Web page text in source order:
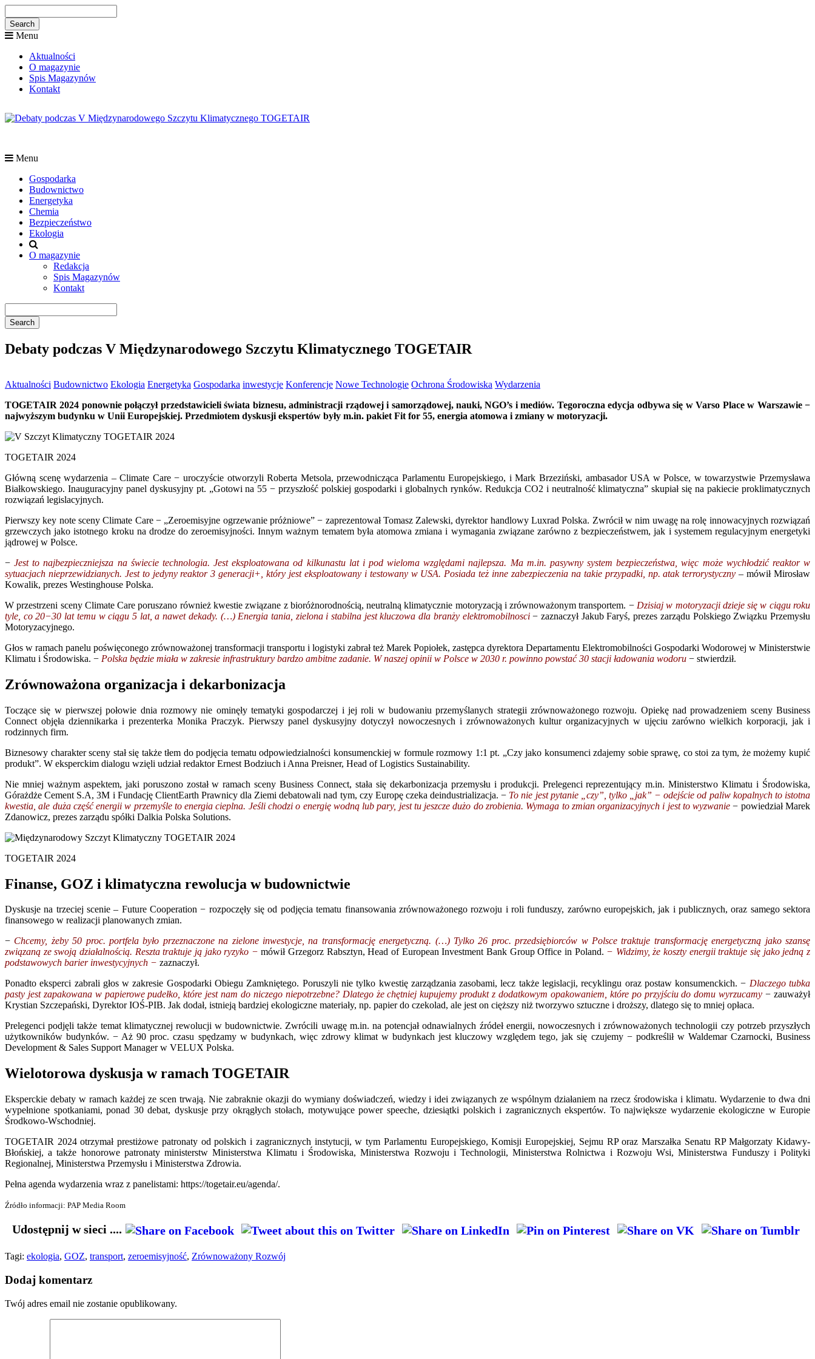
Menu
Aktualności
O magazynie
Spis Magazynów
Kontakt
Menu
Gospodarka
Budownictwo
Energetyka
Chemia
Bezpieczeństwo
Ekologia
O magazynie
Redakcja
Spis Magazynów
Kontakt
Debaty podczas V Międzynarodowego Szczytu Klimatycznego TOGETAIR
Aktualności Budownictwo Ekologia Energetyka Gospodarka inwestycje Konferencje Nowe Technologie Ochrona Środowiska Wydarzenia
TOGETAIR 2024 ponownie połączył przedstawicieli świata biznesu, administracji rządowej i samorządowej, nauki, NGO’s i mediów. Tegoroczna edycja odbywa się w Varso Place w Warszawie −
najwyższym budynku w Unii Europejskiej. Przedmiotem dyskusji ekspertów były m.in. pakiet Fit for 55, energia atomowa i zmiany w motoryzacji.
TOGETAIR 2024
Główną scenę wydarzenia – Climate Care − uroczyście otworzyli Roberta Metsola, przewodnicząca Parlamentu Europejskiego, i Mark Brzeziński, ambasador USA w Polsce, w towarzystwie Przemysława
Białkowskiego. Inauguracyjny panel dyskusyjny pt. „Gotowi na 55 − przyszłość polskiej gospodarki i globalnych rynków. Redukcja CO2 i neutralność klimatyczna” skupiał się na pakiecie proklimatycznych
rozwiązań legislacyjnych.
Pierwszy key note sceny Climate Care − „Zeroemisyjne ogrzewanie próżniowe” − zaprezentował Tomasz Zalewski, dyrektor handlowy Luxrad Polska. Zwrócił w nim uwagę na rolę innowacyjnych rozwiązań
grzewczych jako istotnego kroku na drodze do zeroemisyjności. Innym ważnym tematem była atomowa zmiana i wymagania związane zarówno z bezpieczeństwem, jak i systemem regulacyjnym energetyki
jądrowej w Polsce.
−Jest to najbezpieczniejsza na świecie technologia. Jest eksploatowana od kilkunastu lat i pod wieloma względami najlepsza. Ma m.in. pasywny system bezpieczeństwa, więc może wychłodzić reaktor w
sytuacjach nieprzewidzianych. Jest to jedyny reaktor 3 generacji+, który jest eksploatowany i testowany w USA. Posiada też inne zabezpieczenia na takie przypadki, np. atak terrorystyczny – mówił Mirosław
Kowalik, prezes Westinghouse Polska.
W przestrzeni sceny Climate Care poruszano również kwestie związane z bioróżnorodnością, neutralną klimatycznie motoryzacją i zrównoważonym transportem. − Dzisiaj w motoryzacji dzieje się w ciągu roku
tyle, co 20−30 lat temu w ciągu 5 lat, a nawet dekady. (…) Energia tania, zielona i stabilna jest kluczowa dla branży elektromobilnosci− zaznaczył Jakub Faryś, prezes zarządu Polskiego Związku Przemysłu
Motoryzacyjnego.
Głos w ramach panelu poświęconego zrównoważonej transformacji transportu i logistyki zabrał też Marek Popiołek, zastępca dyrektora Departamentu Elektromobilności Gospodarki Wodorowej w Ministerstwie
Klimatu i Środowiska. − Polska będzie miała w zakresie infrastruktury bardzo ambitne zadanie. W naszej opinii w Polsce w 2030 r. powinno powstać 30 stacji ładowania wodoru − stwierdził.
Zrównoważona organizacja i dekarbonizacja
Toczące się w pierwszej połowie dnia rozmowy nie ominęły tematyki gospodarczej i jej roli w budowaniu przemyślanych strategii zrównoważonego rozwoju. Opiekę nad prowadzeniem sceny Business
Connect objęła dziennikarka i prezenterka Monika Praczyk. Pierwszy panel dyskusyjny dotyczył nowoczesnych i zrównoważonych kultur organizacyjnych w ujęciu zarówno wielkich korporacji, jak i
rodzinnych firm.
Biznesowy charakter sceny stał się także tłem do podjęcia tematu odpowiedzialności konsumenckiej w formule rozmowy 1:1 pt. „Czy jako konsumenci zdajemy sobie sprawę, co stoi za tym, że możemy kupić
produkt”. W eksperckim dialogu wzięli udział redaktor Ernest Bodziuch i Anna Preisner, Head of Logistics Sustainability.
Nie mniej ważnym aspektem, jaki poruszono został w ramach sceny Business Connect, stała się dekarbonizacja przemysłu i produkcji. Prelegenci reprezentujący m.in. Ministerstwo Klimatu i Środowiska,
Górażdże Cement S.A, 3M i Fundację ClientEarth Prawnicy dla Ziemi debatowali nad tym, czy Europę czeka deindustrializacja. − To nie jest pytanie „czy”, tylko „jak” − odejście od paliw kopalnych to istotna
kwestia, ale duża część energii w przemyśle to energia cieplna. Jeśli chodzi o energię wodną lub pary, jest tu jeszcze dużo do zrobienia. Wymaga to zmian organizacyjnych i jest to wyzwanie − powiedział Marek
Zdanowicz, prezes zarządu spółki Dalkia Polska Solutions.
TOGETAIR 2024
Finanse, GOZ i klimatyczna rewolucja w budownictwie
Dyskusje na trzeciej scenie – Future Cooperation − rozpoczęły się od podjęcia tematu finansowania zrównoważonego rozwoju i roli funduszy, zarówno europejskich, jak i publicznych, oraz samego sektora
finansowego w realizacji planowanych zmian.
− Chcemy, żeby 50 proc. portfela było przeznaczone na zielone inwestycje, na transformację energetyczną. (…) Tylko 26 proc. przedsiębiorców w Polsce traktuje transformację energetyczną jako szansę
związaną ze swoją działalnością. Reszta traktuje ją jako ryzyko −mówił Grzegorz Rabsztyn, Head of European Investment Bank Group Office in Poland. − Widzimy, że koszty energii traktuje się jako jedną z
podstawowych barier inwestycyjnych − zaznaczył.
Ponadto eksperci zabrali głos w zakresie Gospodarki Obiegu Zamkniętego. Poruszyli nie tylko kwestię zarządzania zasobami, lecz także legislacji, recyklingu oraz postaw konsumenckich. − Dlaczego tubka
pasty jest zapakowana w papierowe pudełko, które jest nam do niczego niepotrzebne? Dlatego że chętniej kupujemy produkt z dodatkowym opakowaniem, które po przyjściu do domu wyrzucamy − zauważył
Krystian Szczepański, Dyrektor IOŚ-PIB. Jak dodał, istnieją bardziej ekologiczne materiały, np. papier do czekolad, ale jest on cięższy niż tworzywo sztuczne i droższy, dlatego się to mniej opłaca.
Prelegenci podjęli także temat klimatycznej rewolucji w budownictwie. Zwrócili uwagę m.in. na potencjał odnawialnych źródeł energii, nowoczesnych i zrównoważonych technologii czy potrzeb przyszłych
użytkowników budynków. − Aż 90 proc. czasu spędzamy w budynkach, więc zdrowy klimat w budynkach jest kluczowy względem tego, jak się czujemy − podkreślił w Waldemar Czarnocki, Business
Development & Sales Support Manager w VELUX Polska.
Wielotorowa dyskusja w ramach TOGETAIR
Eksperckie debaty w ramach każdej ze scen trwają. Nie zabraknie okazji do wymiany doświadczeń, wiedzy i idei związanych ze wspólnym działaniem na rzecz środowiska i klimatu. Wydarzenie to dwa dni
wypełnione spotkaniami, ponad 30 debat, dyskusje przy okrągłych stołach, motywujące power speeche, dziesiątki polskich i zagranicznych ekspertów. To największe wydarzenie ekologiczne w Europie
Środkowo-Wschodniej.
TOGETAIR 2024 otrzymał prestiżowe patronaty od polskich i zagranicznych instytucji, w tym Parlamentu Europejskiego, Komisji Europejskiej, Sejmu RP oraz Marszałka Senatu RP Małgorzaty Kidawy-
Błońskiej, a także honorowe patronaty ministerstw Ministerstwa Klimatu i Środowiska, Ministerstwa Rozwoju i Technologii, Ministerstwa Rolnictwa i Rozwoju Wsi, Ministerstwa Funduszy i Polityki
Regionalnej, Ministerstwa Przemysłu i Ministerstwa Zdrowia.
Pełna agenda wydarzenia wraz z panelistami: https://togetair.eu/agenda/.
Źródło informacji: PAP Media Room
Udostępnij w sieci ....
Tagi: ekologia, GOZ, transport, zeroemisyjność, Zrównoważony Rozwój
Dodaj komentarz
Twój adres email nie zostanie opublikowany.